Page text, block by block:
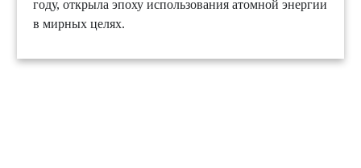
году, открыла эпоху использования атомной энергии
в мирных целях.